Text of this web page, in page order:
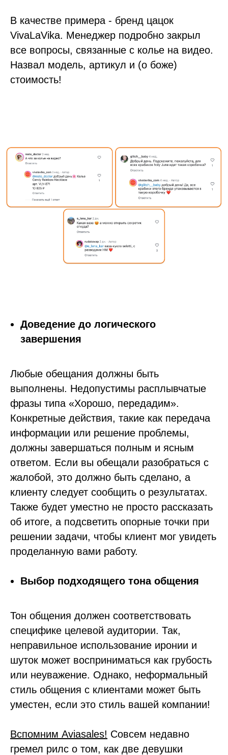
В качестве примера - бренд цацок
VivaLaVika. Менеджер подробно закрыл
все вопросы, связанные с колье на видео.
Назвал модель, артикул и (о боже)
стоимость!
Доведение до логического
завершения
Любые обещания должны быть
выполнены. Недопустимы расплывчатые
фразы типа «Хорошо, передадим».
Конкретные действия, такие как передача
информации или решение проблемы,
должны завершаться полным и ясным
ответом. Если вы обещали разобраться с
жалобой, это должно быть сделано, а
клиенту следует сообщить о результатах.
Также будет уместно не просто рассказать
об итоге, а подсветить опорные точки при
решении задачи, чтобы клиент мог увидеть
проделанную вами работу.
Выбор подходящего тона общения
Тон общения должен соответствовать
специфике целевой аудитории. Так,
неправильное использование иронии и
шуток может восприниматься как грубость
или неуважение. Однако, неформальный
стиль общения с клиентами может быть
уместен, если это стиль вашей компании!
Вспомним Aviasales! Совсем недавно
гремел рилс о том, как две девушки